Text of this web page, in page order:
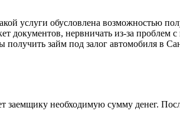
услуги обусловлена возможностью
документов, нервничать из-за проблем
займ под залог автомобиля в
заемщику необходимую сумму денег.